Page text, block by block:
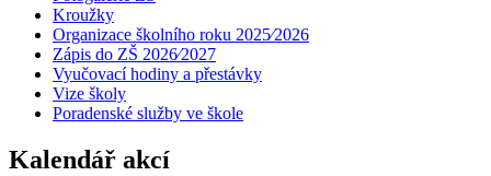
Kroužky
Organizace školního roku 2025⁄2026
Zápis do ZŠ 2026⁄2027
Vyučovací hodiny a přestávky
Vize školy
Poradenské služby ve škole
Kalendář akcí